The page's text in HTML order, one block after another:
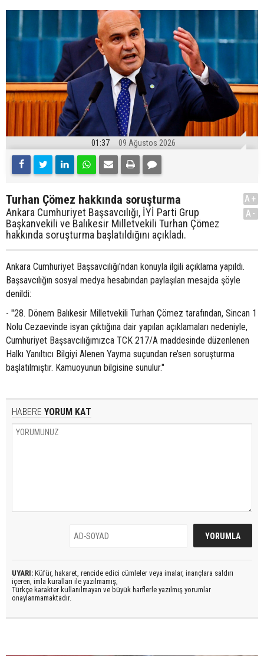
01:37 09 Ağustos 2026
Turhan Çömez hakkında soruşturma
Ankara Cumhuriyet Başsavcılığı, İYİ Parti Grup
Başkanvekili ve Balıkesir Milletvekili Turhan Çömez
hakkında soruşturma başlatıldığını açıkladı.
A+
A-
Ankara Cumhuriyet Başsavcılığı'ndan konuyla ilgili açıklama yapıldı.
Başsavcılığın sosyal medya hesabından paylaşılan mesajda şöyle
denildi:
- "28. Dönem Balıkesir Milletvekili Turhan Çömez tarafından, Sincan 1
Nolu Cezaevinde isyan çıktığına dair yapılan açıklamaları nedeniyle,
Cumhuriyet Başsavcılığımızca TCK 217/A maddesinde düzenlenen
Halkı Yanıltıcı Bilgiyi Alenen Yayma suçundan re’sen soruşturma
başlatılmıştır. Kamuoyunun bilgisine sunulur."
HABERE YORUM KAT
UYARI: Küfür, hakaret, rencide edici cümleler veya imalar, inançlara saldırı
içeren, imla kuralları ile yazılmamış,
Türkçe karakter kullanılmayan ve büyük harflerle yazılmış yorumlar
onaylanmamaktadır.